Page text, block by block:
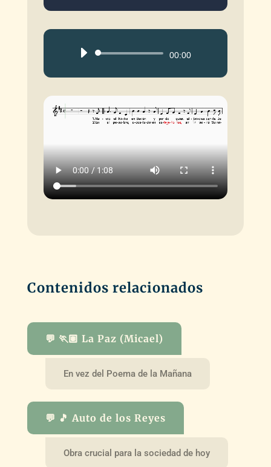
Reproductor00:00
Contenidos relacionados
💬 🏃🏽 La Paz (Micael)
En vez del Poema de la Mañana
💬 🎵 Auto de los Reyes
Obra crucial para la sociedad de hoy